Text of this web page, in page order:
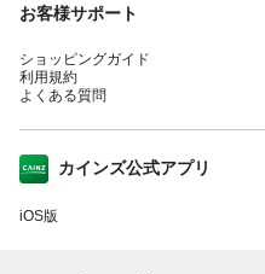
お客様サポート
ショッピングガイド
利用規約
よくある質問
カインズ公式アプリ
iOS版